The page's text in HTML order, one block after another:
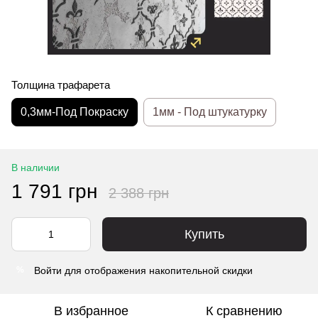
Толщина трафарета
0,3мм-Под Покраску 1мм - Под штукатурку
В наличии
1 791 грн 2 388 грн
Купить
Войти для отображения накопительной скидки
В избранное К сравнению